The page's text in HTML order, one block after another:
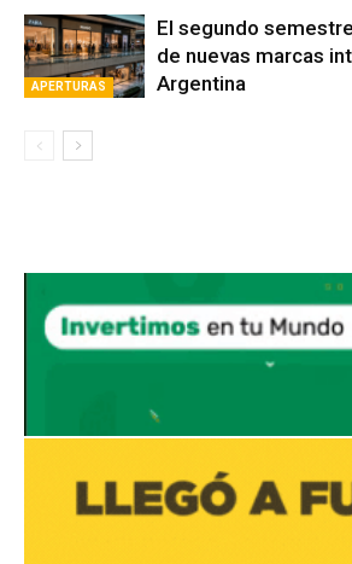
APERTURAS
El segundo
de nuevas marcas
Argentina